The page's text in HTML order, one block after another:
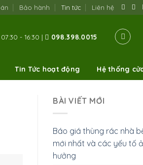
Bảo hành Tin tức Liên hệ
07:30 - 16:30 | 098.398.0015
Tin Tức hoạt động Hệ thống
BÀI VIẾT MỚI
Báo giá thùng rác nhà
mới nhất và các yếu tố
hưởng